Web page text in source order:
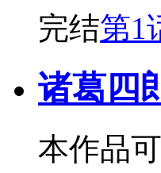
完结第1
诸葛四
本作品